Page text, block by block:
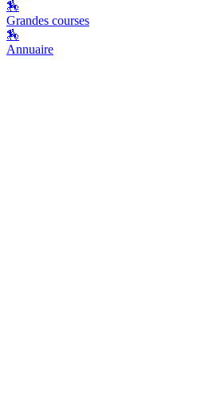
🏇
Grandes courses
🏇
Annuaire